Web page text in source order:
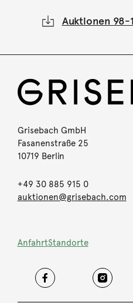
Auktionen 98-
Grisebach GmbH
Fasanenstraße 25
10719 Berlin
+49 30 885 915 0
auktionen@grisebach.com
AnfahrtStandorte